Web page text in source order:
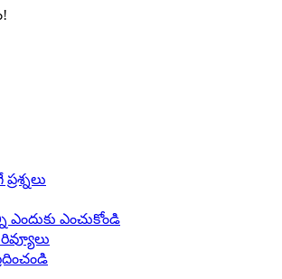
ఎందుకు ఎంచుకోండి